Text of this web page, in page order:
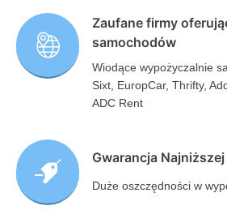
Zaufane firmy
samochodów
Wiodące wypożyczalnie
Sixt, EuropCar, Thrifty,
ADC Rent
Gwarancja
Duże oszczędności w